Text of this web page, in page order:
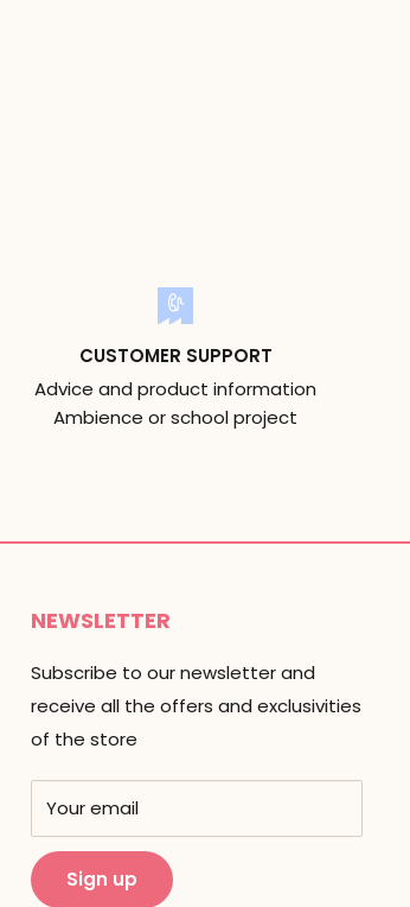
CUSTOMER SUPPORT
Advice and product information
Ambience or school project
NEWSLETTER
Subscribe to our newsletter and
receive all the offers and exclusivities
of the store
Your email
Sign up